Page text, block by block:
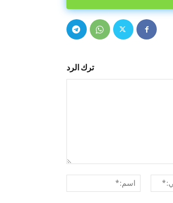
ترك الرد
الإلكتروني:*